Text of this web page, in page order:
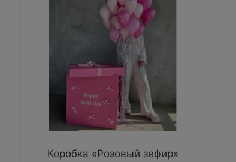
Коробка «Розовый зефир»